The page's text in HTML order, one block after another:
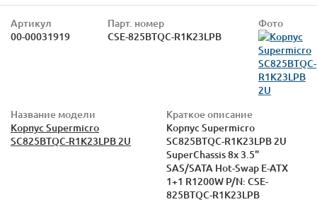
Артикул
00-00031919
Парт. номер
CSE-825BTQC-R1K23LPB
Фото
Название модели
Корпус Supermicro
SC825BTQC-R1K23LPB 2U
Краткое описание
Корпус Supermicro
SC825BTQC-R1K23LPB 2U
SuperChassis 8x 3.5"
SAS/SATA Hot-Swap E-ATX
1+1 R1200W P/N: CSE-
825BTQC-R1K23LPB